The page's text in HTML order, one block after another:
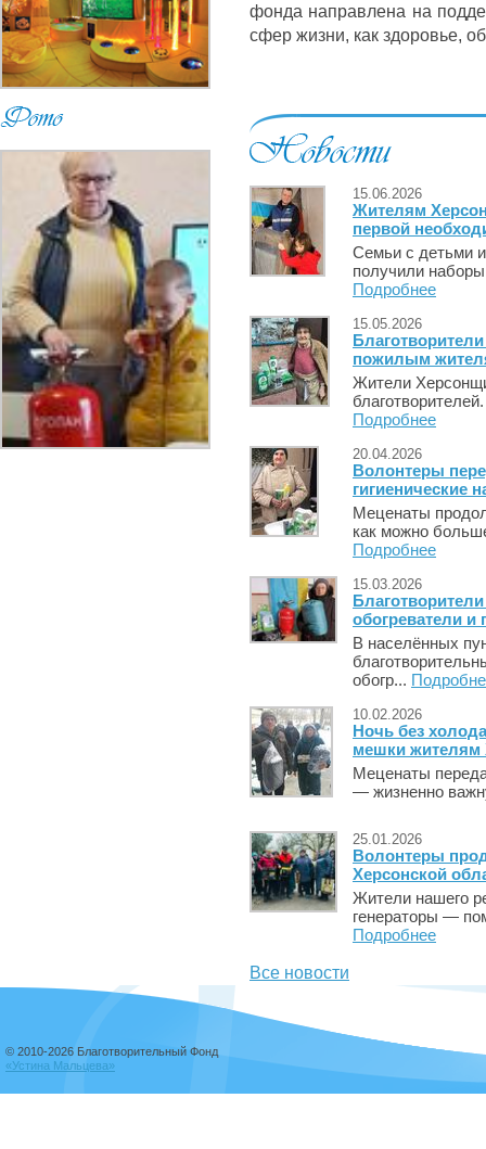
фонда направлена на
сфер жизни, как здоровье,
15.06.2026
Жителям
первой
Семьи с детьми
получили
Подробнее
15.05.2026
пожилым
Жители
Подробнее
20.04.2026
Волонтеры
гигиенические
Меценаты
как можно
Подробнее
15.03.2026
обогреватели
В населённых
обогр...
10.02.2026
Ночь без
мешки
Меценаты
— жизненно
25.01.2026
Волонтеры
Херсонской
Жители нашего
генераторы —
Подробнее
Все новости
© 2010-2026 Благотворительный Фонд
«Устина Мальцева»